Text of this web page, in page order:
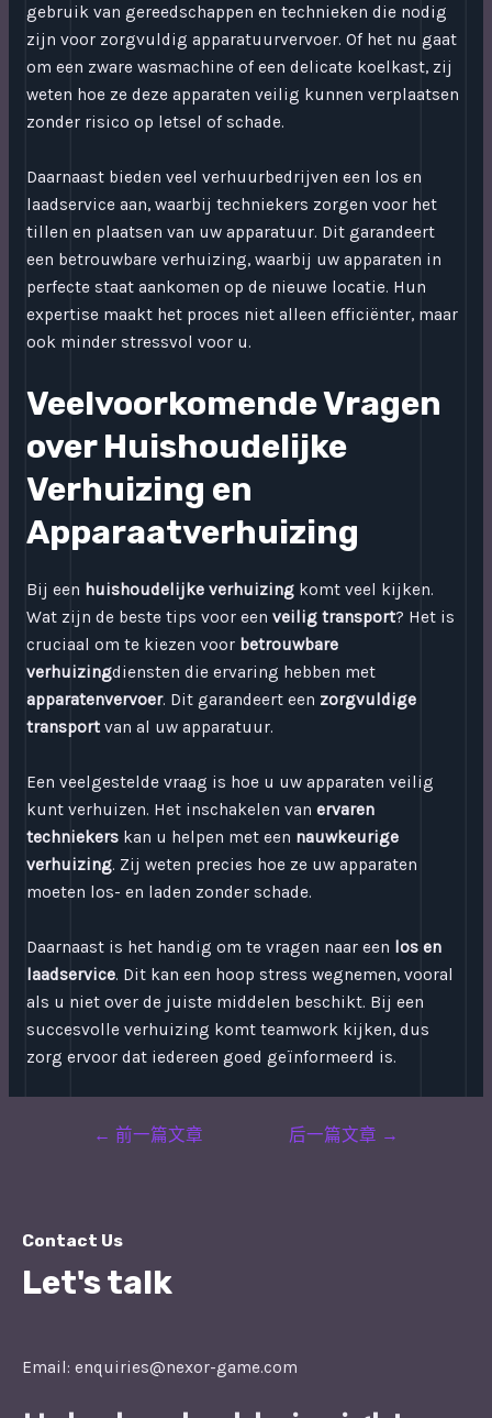
gebruik van gereedschappen en technieken die nodig
zijn voor zorgvuldig apparatuurvervoer. Of het nu gaat
om een zware wasmachine of een delicate koelkast, zij
weten hoe ze deze apparaten veilig kunnen verplaatsen
zonder risico op letsel of schade.
Daarnaast bieden veel verhuurbedrijven een los en
laadservice aan, waarbij techniekers zorgen voor het
tillen en plaatsen van uw apparatuur. Dit garandeert
een betrouwbare verhuizing, waarbij uw apparaten in
perfecte staat aankomen op de nieuwe locatie. Hun
expertise maakt het proces niet alleen efficiënter, maar
ook minder stressvol voor u.
Veelvoorkomende Vragen
over Huishoudelijke
Verhuizing en
Apparaatverhuizing
Bij een huishoudelijke verhuizingkomt veel kijken.
Wat zijn de beste tips voor een veilig transport? Het is
cruciaal om te kiezen voor betrouwbare
verhuizingdiensten die ervaring hebben met
apparatenvervoer. Dit garandeert een zorgvuldige
transportvan al uw apparatuur.
Een veelgestelde vraag is hoe u uw apparaten veilig
kunt verhuizen. Het inschakelen van ervaren
techniekerskan u helpen met een nauwkeurige
verhuizing. Zij weten precies hoe ze uw apparaten
moeten los- en laden zonder schade.
Daarnaast is het handig om te vragen naar een los en
laadservice. Dit kan een hoop stress wegnemen, vooral
als u niet over de juiste middelen beschikt. Bij een
succesvolle verhuizing komt teamwork kijken, dus
zorg ervoor dat iedereen goed geïnformeerd is.
Post← 前一篇文章 后一篇文章 →
Contact Us
Let's talk
Email: enquiries@nexor-game.com